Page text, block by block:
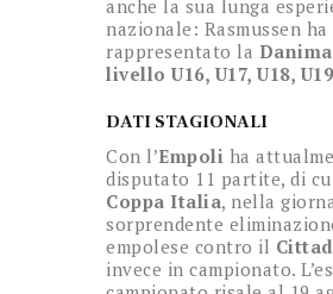
anche la sua lunga
nazionale: Rasmussen ha
rappresentato la
livello U16, U17, U18,
DATI STAGIONALI
Con l’Empoli ha
disputato 11 partite, di
Coppa Italia, nella
sorprendente
empolese contro il
invece in campionato.